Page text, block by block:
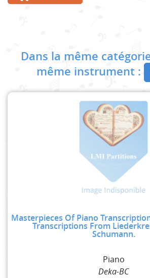
Dans la même
même instrument :
Masterpieces Of Piano
Transcriptions From
Schumann.
Piano
Deka-BC